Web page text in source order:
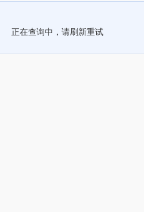
正在查询中，请刷新重试